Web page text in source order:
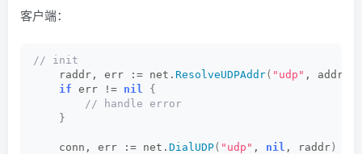
客户端：
// init
    raddr, err := net.
ResolveUDPAddr( "udp" , address
if err != nil
{
// handle error
}
    conn, err := net.
DialUDP( "udp" , nil , raddr)